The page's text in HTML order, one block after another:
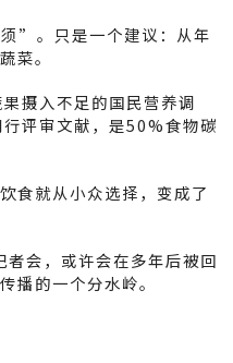
”。只是一个建议：从年
菜。
摄入不足的国民营养调
评审文献，是50%食物碳
食就从小众选择，变成了
会，或许会在多年后被回
播的一个分水岭。